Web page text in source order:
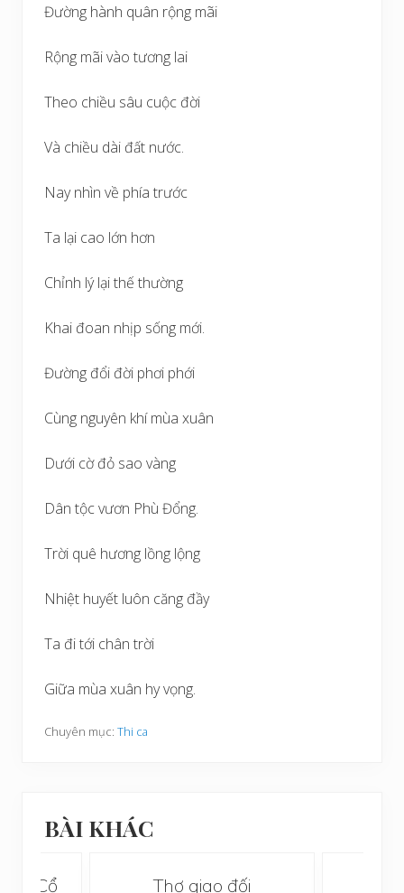
Đường hành quân rộng mãi
Rộng mãi vào tương lai
Theo chiều sâu cuộc đời
Và chiều dài đất nước.
Nay nhìn về phía trước
Ta lại cao lớn hơn
Chỉnh lý lại thế thường
Khai đoan nhịp sống mới.
Đường đổi đời phơi phới
Cùng nguyên khí mùa xuân
Dưới cờ đỏ sao vàng
Dân tộc vươn Phù Đổng.
Trời quê hương lồng lộng
Nhiệt huyết luôn căng đầy
Ta đi tới chân trời
Giữa mùa xuân hy vọng.
Chuyên mục: Thi ca
BÀI KHÁC
Cổ Thơ giao đối